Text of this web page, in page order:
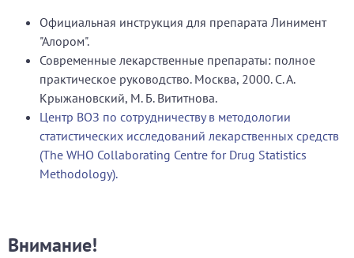
Официальная инструкция для препарата Линимент
"Алором".
Современные лекарственные препараты: полное
практическое руководство. Москва, 2000. С. А.
Крыжановский, М. Б. Вититнова.
Центр ВОЗ по сотрудничеству в методологии
статистических исследований лекарственных средств
(The WHO Collaborating Centre for Drug Statistics
Methodology).
Внимание!